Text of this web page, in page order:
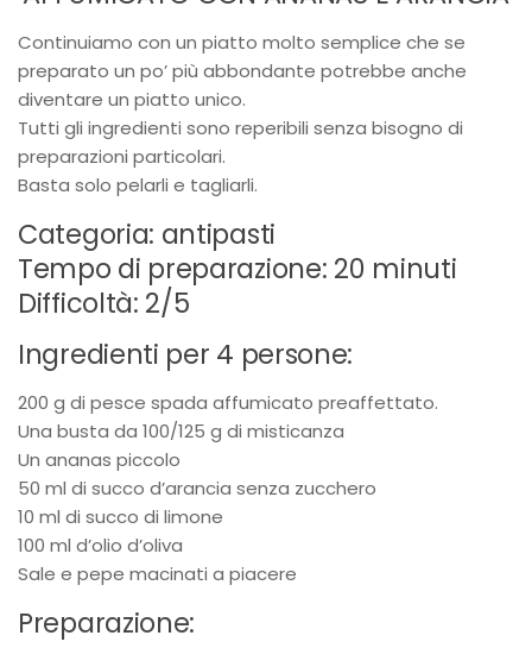
Continuiamo con un piatto molto semplice che se
preparato un po’ più abbondante potrebbe anche
diventare un piatto unico.
Tutti gli ingredienti sono reperibili senza bisogno di
preparazioni particolari.
Basta solo pelarli e tagliarli.
Categoria: antipasti
Tempo di preparazione: 20 minuti
Difficoltà: 2/5
Ingredienti per 4 persone:
200 g di pesce spada affumicato preaffettato.
Una busta da 100/125 g di misticanza
Un ananas piccolo
50 ml di succo d’arancia senza zucchero
10 ml di succo di limone
100 ml d’olio d’oliva
Sale e pepe macinati a piacere
Preparazione: